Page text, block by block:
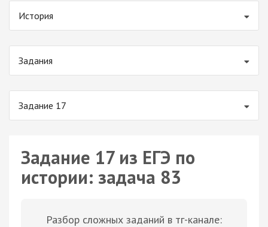
История
Задания
Задание 17
Задание 17 из ЕГЭ по
истории: задача 83
Разбор сложных заданий в тг-канале: